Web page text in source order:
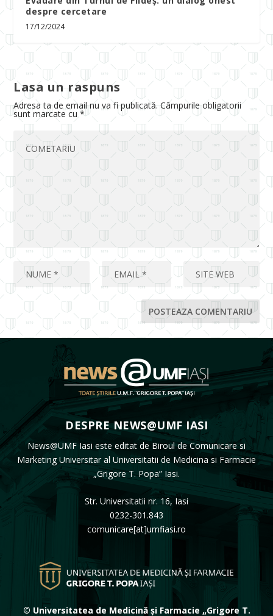
despre cercetare
17/12/2024
Lasa un raspuns
Adresa ta de email nu va fi publicată. Câmpurile obligatorii
sunt marcate cu*
DESPRE NEWS@UMF IASI
News@UMF Iasi este editat de Biroul de Comunicare si
Marketing Universitar al Universitatii de Medicina si Farmacie
„Grigore T. Popa” Iasi.
Str. Universitatii nr. 16, Iasi
0232-301.843
comunicare[at]umfiasi.ro
© Universitatea de Medicină și Farmacie „Grigore T.